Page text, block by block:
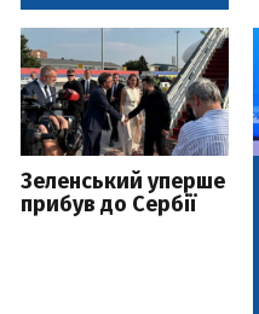
Зеленський уперше
прибув до Сербії